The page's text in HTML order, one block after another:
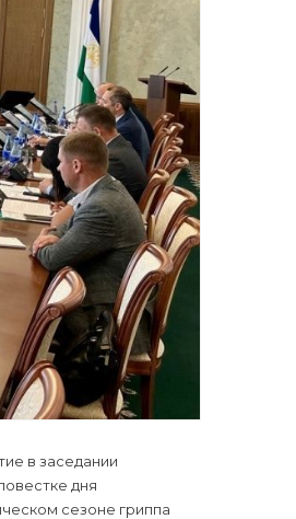
в заседании
дня
сезоне гриппа